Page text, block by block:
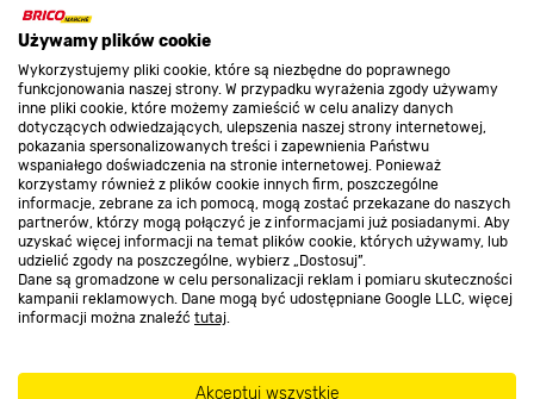
Używamy plików cookie
Wykorzystujemy pliki cookie, które są niezbędne do poprawnego
funkcjonowania naszej strony. W przypadku wyrażenia zgody używamy
inne pliki cookie, które możemy zamieścić w celu analizy danych
dotyczących odwiedzających, ulepszenia naszej strony internetowej,
pokazania spersonalizowanych treści i zapewnienia Państwu
wspaniałego doświadczenia na stronie internetowej. Ponieważ
korzystamy również z plików cookie innych firm, poszczególne
informacje, zebrane za ich pomocą, mogą zostać przekazane do naszych
partnerów, którzy mogą połączyć je z informacjami już posiadanymi. Aby
uzyskać więcej informacji na temat plików cookie, których używamy, lub
udzielić zgody na poszczególne, wybierz „Dostosuj”.
Dane są gromadzone w celu personalizacji reklam i pomiaru skuteczności
kampanii reklamowych. Dane mogą być udostępniane Google LLC, więcej
informacji można znaleźć tutaj.
Akceptuj wszystkie
KOMPLETNY ZESTAW
Pełen komfort użytkowania
Basen ze stelażem Ø305 cm Bestway to nie tylko
solidna rama i nieprzemakalny materiał.W
zestawie znajduje się również zestaw
naprawczy.A żeby zacząć korzystać z basenu,
w ystarczy złożyć go zgodnie z dołączoną
instrukcją i w niedługim czasie cieszyć się dobrą
Basen został także wyposażony w
O nas
Kontakt do sklepu
Strefa biznesu
Dołącz do nas